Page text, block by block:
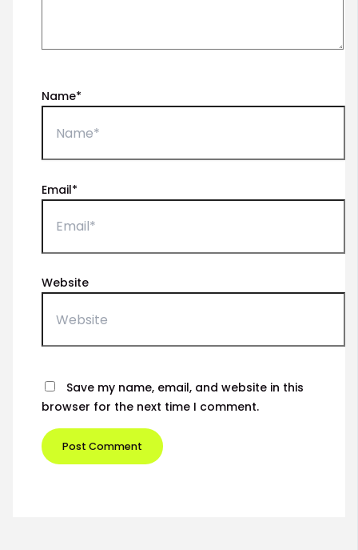
Name*
Email*
Website
Save my name, email, and website in this
browser for the next time I comment.